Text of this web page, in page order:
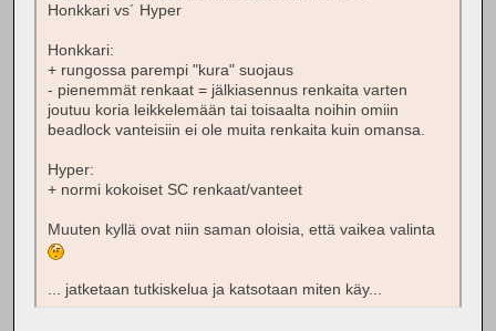
Honkkari vs´ Hyper
Honkkari:
+ rungossa parempi "kura" suojaus
- pienemmät renkaat = jälkiasennus renkaita varten
joutuu koria leikkelemään tai toisaalta noihin omiin
beadlock vanteisiin ei ole muita renkaita kuin omansa.
Hyper:
+ normi kokoiset SC renkaat/vanteet
Muuten kyllä ovat niin saman oloisia, että vaikea valinta
... jatketaan tutkiskelua ja katsotaan miten käy...